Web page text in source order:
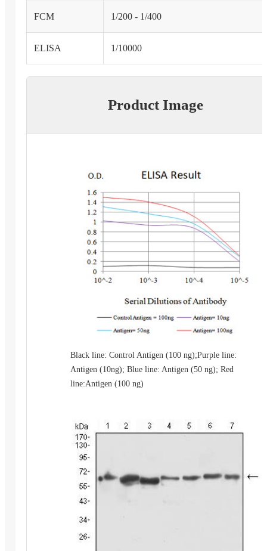
FCM 1/200 - 1/400
ELISA 1/10000
Product Image
Black line: Control Antigen (100 ng);Purple line:
Antigen (10ng); Blue line: Antigen (50 ng); Red
line:Antigen (100 ng)